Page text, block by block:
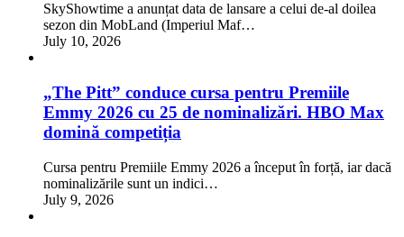
SkyShowtime a anunțat data de lansare a celui de-al doilea
sezon din MobLand (Imperiul Maf…
July 10, 2026
„The Pitt” conduce cursa pentru Premiile
Emmy 2026 cu 25 de nominalizări. HBO Max
domină competiția
Cursa pentru Premiile Emmy 2026 a început în forță, iar dacă
nominalizările sunt un indici…
July 9, 2026